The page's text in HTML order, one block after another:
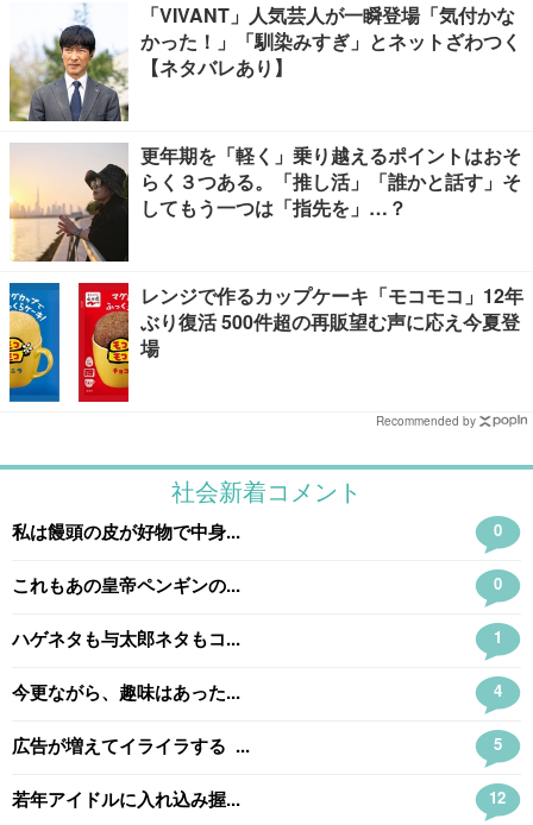
「VIVANT」人気芸人が一瞬登場「気付かな
かった！」「馴染みすぎ」とネットざわつく
【ネタバレあり】
更年期を「軽く」乗り越えるポイントはおそ
らく３つある。「推し活」「誰かと話す」そ
してもう一つは「指先を」…？
レンジで作るカップケーキ「モコモコ」12年
ぶり復活 500件超の再販望む声に応え今夏登
場
Recommended by